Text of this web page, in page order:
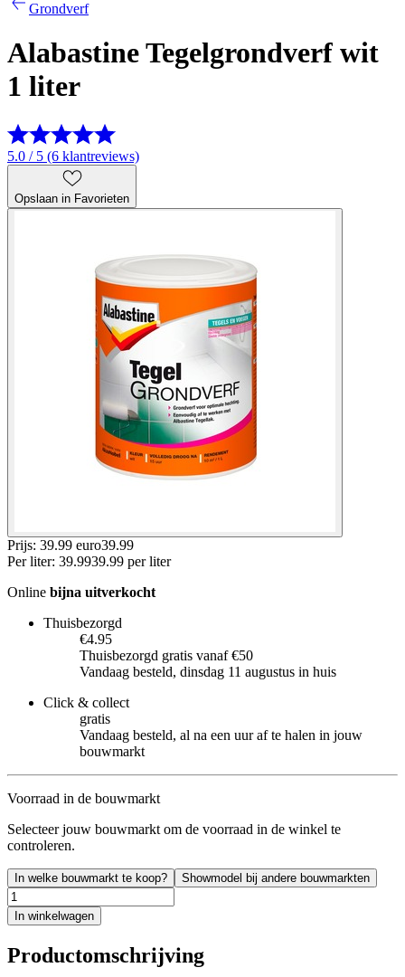
Grondverf
Alabastine Tegelgrondverf wit
1 liter
5.0 / 5 (6 klantreviews)
Opslaan in Favorieten
Prijs: 39.99 euro39.99
Per liter: 39.9939.99 per liter
Online bijna uitverkocht
Thuisbezorgd
€4.95
Thuisbezorgd gratis vanaf €50
Vandaag besteld, dinsdag 11 augustus in huis
Click & collect
gratis
Vandaag besteld, al na een uur af te halen in jouw
bouwmarkt
Voorraad in de bouwmarkt
Selecteer jouw bouwmarkt om de voorraad in de winkel te
controleren.
In welke bouwmarkt te koop? Showmodel bij andere bouwmarkten
In winkelwagen
Productomschrijving